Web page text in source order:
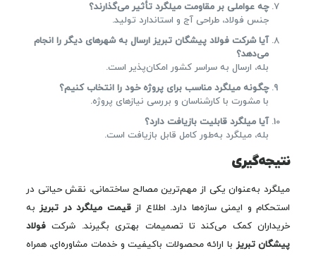
چه عواملی بر مقاومت میلگرد تأثیر می‌گذارند؟
جنس فولاد، طراحی آج و استاندارد تولید.
آیا شرکت فولاد پیشگان تبریز ارسال به شهرهای دیگر را انجام
می‌دهد؟
بله، ارسال به سراسر کشور امکان‌پذیر است.
چگونه میلگرد مناسب برای پروژه خود را انتخاب کنیم؟
با مشورت با کارشناسان و بررسی نیازهای پروژه.
آیا میلگرد قابلیت بازیافت دارد؟
بله، میلگرد به‌طور کامل قابل بازیافت است.
نتیجه‌گیری
میلگرد به‌عنوان یکی از مهم‌ترین مصالح ساختمانی، نقش حیاتی در
استحکام و ایمنی سازه‌ها دارد. اطلاع ازقیمت میلگرد در تبریزبه
خریداران کمک می‌کند تا تصمیمات بهتری بگیرند. شرکتفولاد
پیشگان تبریزبا ارائه محصولات باکیفیت و خدمات مشاوره‌ای، همراه